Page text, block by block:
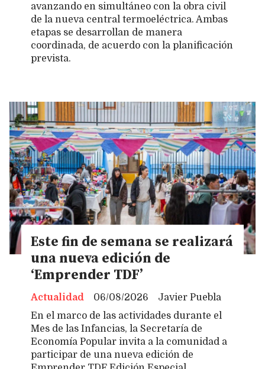
avanzando en simultáneo con la obra civil
de la nueva central termoeléctrica. Ambas
etapas se desarrollan de manera
coordinada, de acuerdo con la planificación
prevista.
Este fin de semana se realizará
una nueva edición de
‘Emprender TDF’
Javier Puebla
Actualidad
06/08/2026
En el marco de las actividades durante el
Mes de las Infancias, la Secretaría de
Economía Popular invita a la comunidad a
participar de una nueva edición de